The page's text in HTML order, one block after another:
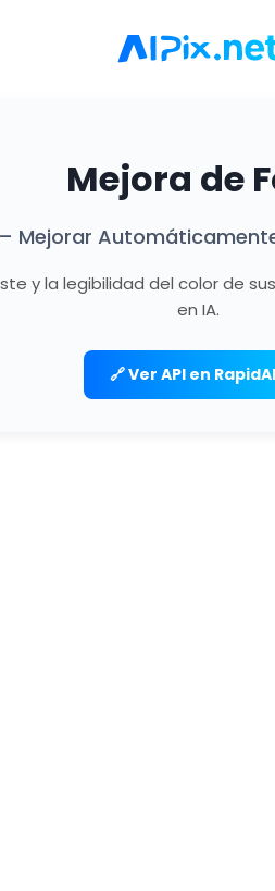
Mejora de
Mejorar
y la legibilidad del color de
en IA.
🔗 Ver API en